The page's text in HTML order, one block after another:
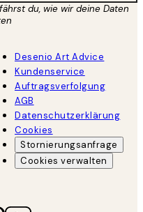
du, wie wir deine Daten
Desenio Art Advice
Kundenservice
Auftragsverfolgung
AGB
Datenschutzerklärung
Cookies
Stornierungsanfrage
Cookies verwalten